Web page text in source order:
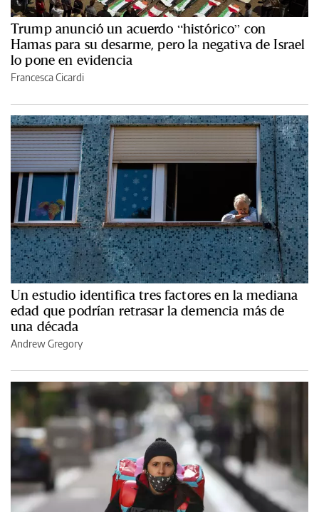
Trump anunció un acuerdo “histórico” con
Hamas para su desarme, pero la negativa de Israel
lo pone en evidencia
Francesca Cicardi
Un estudio identifica tres factores en la mediana
edad que podrían retrasar la demencia más de
una década
Andrew Gregory